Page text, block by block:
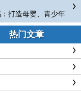
打造母婴、青少年
标杆
热门文章